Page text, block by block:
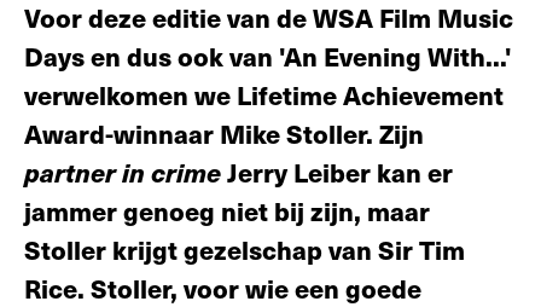
Voor deze editie van de WSA Film Music
Days en dus ook van 'An Evening With...'
verwelkomen we Lifetime Achievement
Award-winnaar Mike Stoller. Zijn
partner in crimeJerry Leiber kan er
jammer genoeg niet bij zijn, maar
Stoller krijgt gezelschap van Sir Tim
Rice. Stoller, voor wie een goede